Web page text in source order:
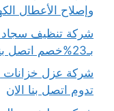
وإصلاح الأعطال
شركة تنظيف
بـ23%خصم اتصل بنا الان
تدوم اتصل بنا الان